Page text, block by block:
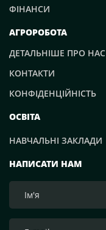
НАПИСАТИ НАМ
ФІНАНСИ
АГРОРОБОТА
ДЕТАЛЬНІШЕ ПРО НАС
КОНТАКТИ
КОНФІДЕНЦІЙНІСТЬ
ОСВІТА
НАВЧАЛЬНІ ЗАКЛАДИ